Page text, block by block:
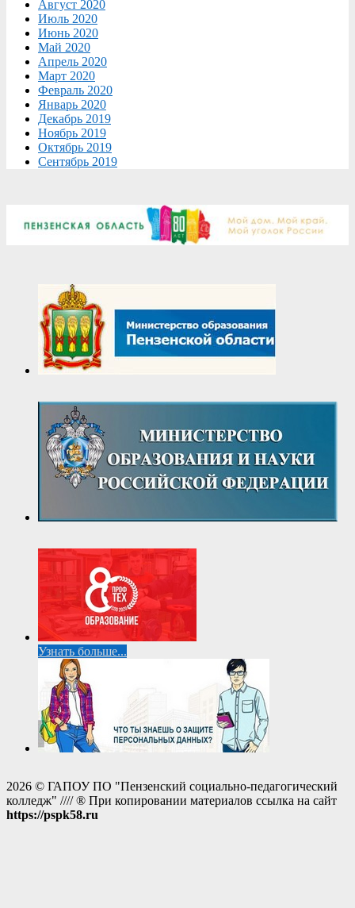
Август 2020
Июль 2020
Июнь 2020
Май 2020
Апрель 2020
Март 2020
Февраль 2020
Январь 2020
Декабрь 2019
Ноябрь 2019
Октябрь 2019
Сентябрь 2019
Узнать больше...
2026 © ГАПОУ ПО "Пензенский социально-педагогический
колледж" //// ® При копировании материалов ссылка на сайт
https://pspk58.ru